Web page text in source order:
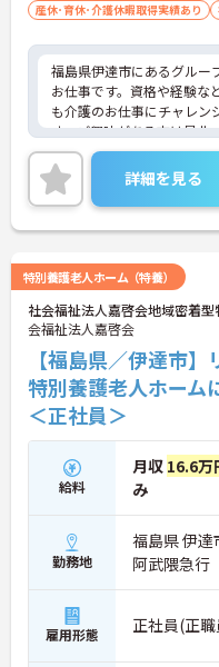
産休･育休･介護休暇取得実績あり
福島県伊達市にあるグルー
お仕事です。資格や経験な
も介護のお仕事にチャレン
す。ご興味がある方は是非
せ下さい。更に詳細などお
詳細を見る
特別養護老人ホーム（特養）
社会福祉法人嘉啓会地域密着
会福祉法人嘉啓会
【福島県／伊達市
特別養護老人ホーム
＜正社員＞
給料
月収 16.6万
み
勤務地
福島県 伊達
阿武隈急行
雇用形態 正社員(正